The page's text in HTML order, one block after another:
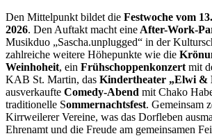
Den Mittelpunkt bildet die Festwoche vom
2026. Den Auftakt macht eine After-Work-
Musikduo „Sascha.unplugged“ in der
zahlreiche weitere Höhepunkte wie die
Weinhoheit, ein Frühschoppenkonzert mit
KAB St. Martin, das Kindertheater „Elwi &
ausverkaufte Comedy-Abend mit Chako
traditionelle Sommernachtsfest. Gemeinsam
Kirrweilerer Vereine, was das Dorfleben
Ehrenamt und die Freude am gemeinsamen